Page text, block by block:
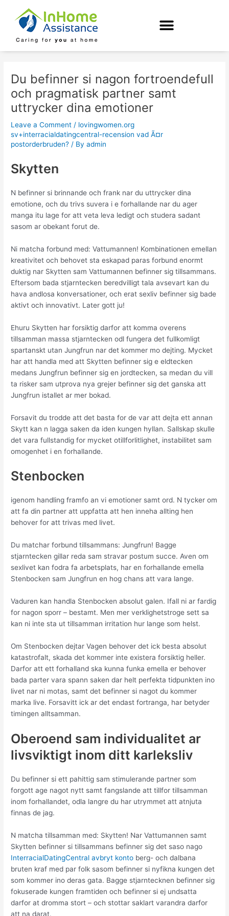
content
Du befinner si nagon fortroendefull
och pragmatisk partner samt
uttrycker dina emotioner
Leave a Comment / lovingwomen.org
sv+interracialdatingcentral-recension vad Ã¤r
postorderbruden? / Byadmin
Skytten
N befinner si brinnande och frank nar du uttrycker dina
emotione, och du trivs suvera i e forhallande nar du ager
manga itu lage for att veta leva ledigt och studera sadant
sasom ar obekant forut de.
Ni matcha forbund med: Vattumannen! Kombinationen emellan
kreativitet och behovet sta eskapad paras forbund enormt
duktig nar Skytten sam Vattumannen befinner sig tillsammans.
Eftersom bada stjarntecken beredvilligt tala avsevart kan du
hava andlosa konversationer, och erat sexliv befinner sig bade
aktivt och innovativt. Later gott ju!
Ehuru Skytten har forsiktig darfor att komma overens
tillsamman massa stjarntecken odl fungera det fullkomligt
spartanskt utan Jungfrun nar det kommer mo dejting. Mycket
har att handla med att Skytten befinner sig e eldtecken
medans Jungfrun befinner sig en jordtecken, sa medan du vill
ta risker sam utprova nya grejer befinner sig det ganska att
Jungfrun istallet ar mer bokad.
Forsavit du trodde att det basta for de var att dejta ett annan
Skytt kan n lagga saken da iden kungen hyllan. Sallskap skulle
det vara fullstandig for mycket otillforlitlighet, instabilitet sam
omogenhet i en forhallande.
Stenbocken
igenom handling framfo an vi emotioner samt ord. N tycker om
att fa din partner att uppfatta att hen inneha allting hen
behover for att trivas med livet.
Du matchar forbund tillsammans: Jungfrun! Bagge
stjarntecken gillar reda sam stravar postum succe. Aven om
sexlivet kan fodra fa arbetsplats, har en forhallande emella
Stenbocken sam Jungfrun en hog chans att vara lange.
Vaduren kan handla Stenbocken absolut galen. Ifall ni ar fardig
for nagon sporr – bestamt. Men mer verklighetstroge sett sa
kan ni inte sta ut tillsamman irritation hur lange som helst.
Om Stenbocken dejtar Vagen behover det ick besta absolut
katastrofalt, skada det kommer inte existera forsiktig heller.
Darfor att ett forhalland ska kunna funka emella er behover
bada parter vara spann saken dar helt perfekta tidpunkten ino
livet nar ni motas, samt det befinner si nagot du kommer
marka live. Forsavitt ick ar det endast fortranga, har betyder
timingen alltsamman.
Oberoend sam individualitet ar
livsviktigt inom ditt karleksliv
Du befinner si ett pahittig sam stimulerande partner som
forgott age nagot nytt samt fangslande att tillfor tillsamman
inom forhallandet, odla langre du har utrymmet att atnjuta
finnas de jag.
N matcha tillsamman med: Skytten! Nar Vattumannen samt
Skytten befinner si tillsammans befinner sig det saso nago
InterracialDatingCentral avbryt konto berg- och dalbana
bruten kraf med par folk sasom befinner si nyfikna kungen det
som kommer ino deras gata. Bagge stjarntecknen befinner sig
fokuserade kungen framtiden och befinner si ej undsatta
darfor at dromma stort – och stottar saklart varandra darfor
att na darat.
navigation